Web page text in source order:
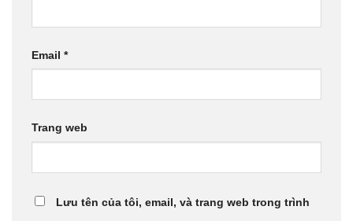
Email *
Trang web
Lưu tên của tôi, email, và trang web trong trình